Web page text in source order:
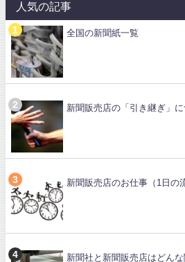
人気の記事
全国の新聞紙一覧
新聞販売店の「引き継ぎ」に
新聞販売店のお仕事（1日の
新聞社と新聞販売店はどんな